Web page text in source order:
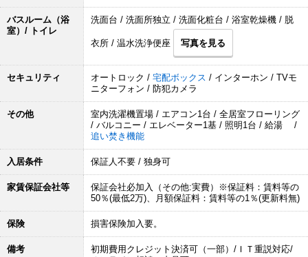
バスルーム（浴
室）/ トイレ
洗面台 / 洗面所独立 / 洗面化粧台 / 浴室乾燥機 / 脱
衣所 / 温水洗浄便座 写真を見る
セキュリティ オートロック / 宅配ボックス / インターホン / TVモ
ニターフォン / 防犯カメラ
その他
室内洗濯機置場 / エアコン1台 / 全居室フローリング
/ バルコニー / エレベーター1基 / 照明1台 / 給湯 /
追い焚き機能
入居条件 保証人不要 / 独身可
家賃保証会社等
保証会社必加入（その他:実費）※保証料：賃料等の
50％(最低2万)、月額保証料：賃料等の1％(更新料無)
保険 損害保険加入要。
備考
初期費用クレジット決済可（一部）/ＩＴ重説対応/